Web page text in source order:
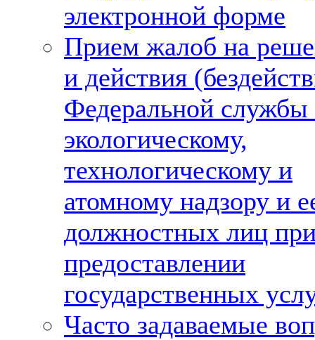
электронной форме
Прием жалоб на
и действия
Федеральной службы
экологическому,
технологическому и
атомному надзору и
должностных лиц
предоставлении
государственных
Часто задаваемые